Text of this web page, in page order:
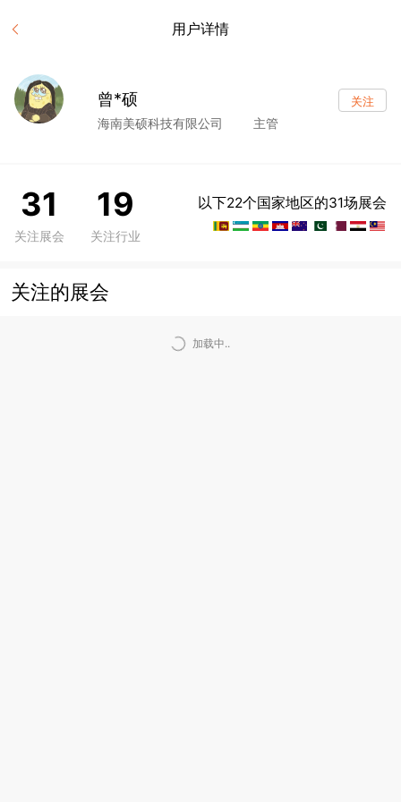
用户详情
曾*硕
海南美硕科技有限公司 主管
关注
31
关注展会
19
关注行业
以下22个国家地区的31场展会
关注的展会
加载中..